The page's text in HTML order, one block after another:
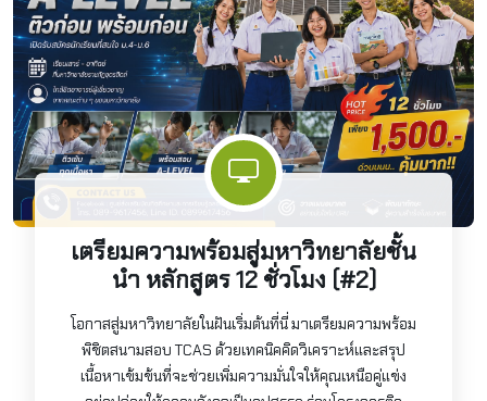
เตรียมความพร้อมสู่มหาวิทยาลัยชั้น
นำ หลักสูตร 12 ชั่วโมง (#2)
โอกาสสู่มหาวิทยาลัยในฝันเริ่มต้นที่นี่ มาเตรียมความพร้อม
พิชิตสนามสอบ TCAS ด้วยเทคนิคคิดวิเคราะห์และสรุป
เนื้อหาเข้มข้นที่จะช่วยเพิ่มความมั่นใจให้คุณเหนือคู่แข่ง